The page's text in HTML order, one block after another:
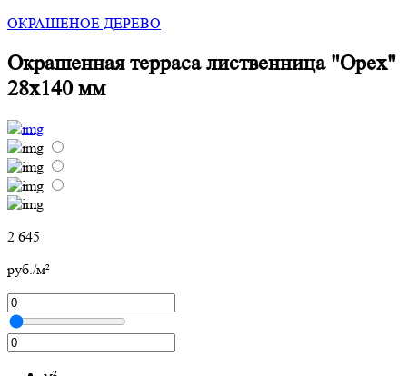
ОКРАШЕНОЕ ДЕРЕВО
Окрашенная терраса лиственница "Орех"
28х140 мм
2 645
руб./м²